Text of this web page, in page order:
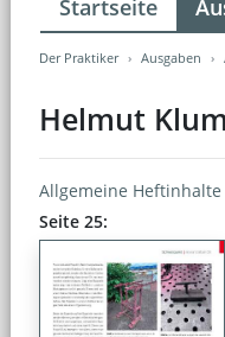
Startseite
Der Praktiker Ausgaben
Helmut
Allgemeine Heftinhalte
Seite 25: